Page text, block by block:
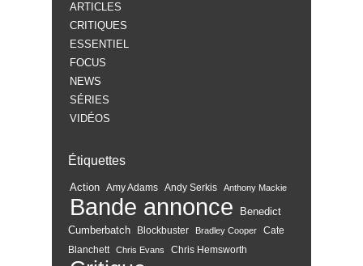
ARTICLES
CRITIQUES
ESSENTIEL
FOCUS
NEWS
SÉRIES
VIDÉOS
Étiquettes
Action Amy Adams Andy Serkis Anthony Mackie
Bande annonce
Benedict
Cumberbatch
Blockbuster Bradley Cooper
Cate
Blanchett
Chris Evans Chris Hemsworth